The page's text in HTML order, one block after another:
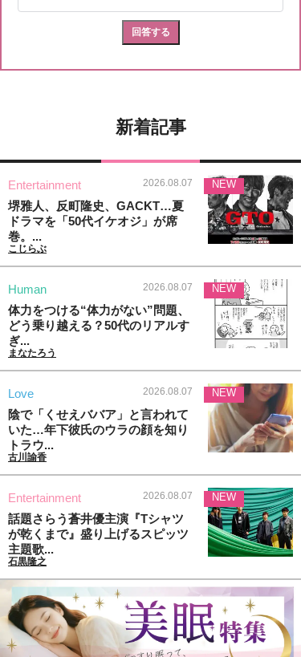
新着記事
Entertainment 2026.08.07
堺雅人、反町隆史、GACKT…夏
ドラマを「50代イケオジ」が席
巻。...
こじらぶ
NEW
Human 2026.08.07
体力をつける“体力がない”問題、
どう乗り越える？50代のリアルす
ぎ...
まなたろう
NEW
Love 2026.08.07
陰で「くせえババア」と言われて
いた…年下彼氏のウラの顔を知り
トラウ...
古川諭香
NEW
Entertainment 2026.08.07
話題さらう蒼井優主演『Tシャツ
が乾くまで』盛り上げるスピッツ
主題歌...
石黒隆之
NEW